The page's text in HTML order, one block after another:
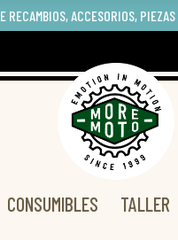
RECAMBIOS, ACCESORIOS,
CONSUMIBLES TALLER